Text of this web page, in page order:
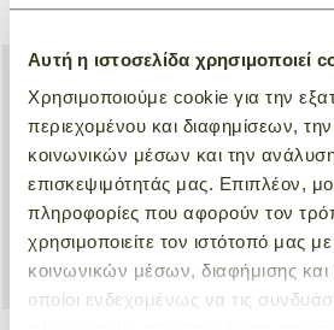
Αυτή η ιστοσελίδα χρησιμοποιεί
Χρησιμοποιούμε cookie για την
περιεχομένου και διαφημίσεων,
κοινωνικών μέσων και την
επισκεψιμότητάς μας. Επιπλέον,
πληροφορίες που αφορούν τον
χρησιμοποιείτε τον ιστότοπό μας
κοινωνικών μέσων, διαφήμισης
οποίοι ενδεχομένως να τις
€ 135,00